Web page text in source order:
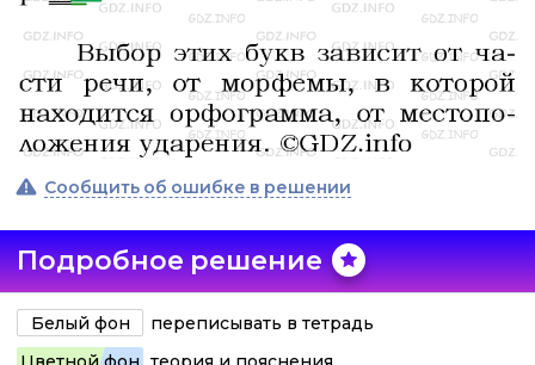
Сообщить об ошибке в решении
Подробное решение
Белый фон
переписывать в тетрадь